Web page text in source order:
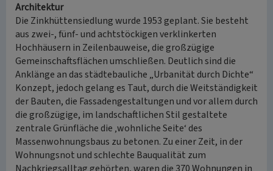
Architektur
Die Zinkhüttensiedlung wurde 1953 geplant. Sie besteht
aus zwei-, fünf- und achtstöckigen verklinkerten
Hochhäusern in Zeilenbauweise, die großzügige
Gemeinschaftsflächen umschließen. Deutlich sind die
Anklänge an das städtebauliche „Urbanität durch Dichte“
Konzept, jedoch gelang es Taut, durch die Weitständigkeit
der Bauten, die Fassadengestaltungen und vor allem durch
die großzügige, im landschaftlichen Stil gestaltete
zentrale Grünfläche die ‚wohnliche Seite‘ des
Massenwohnungsbaus zu betonen. Zu einer Zeit, in der
Wohnungsnot und schlechte Bauqualität zum